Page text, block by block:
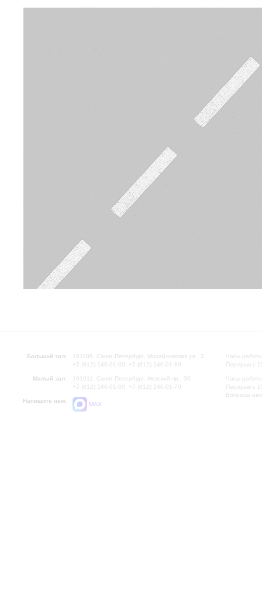
Большой зал:
191186, Санкт-Петербург, Михайловская ул., 2
+7 (812) 240-01-00, +7 (812) 240-01-80
Малый зал:
191011, Санкт-Петербург, Невский пр., 30
+7 (812) 240-01-00, +7 (812) 240-01-70
Напишите нам:
MAX
Часы
Перерыв с
Часы
Перерыв с
Вопросы